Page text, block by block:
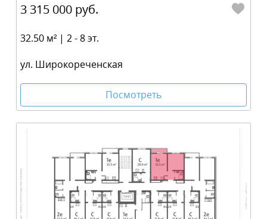
3 315 000 руб.
32.50 м² | 2 - 8 эт.
ул. Широкореченская
Посмотреть